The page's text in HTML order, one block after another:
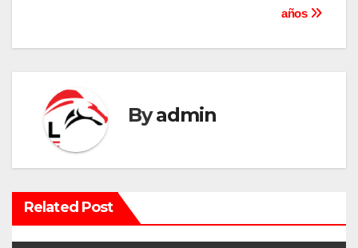
v
g
a
c
i
ó
años
Byadmin
Related Post